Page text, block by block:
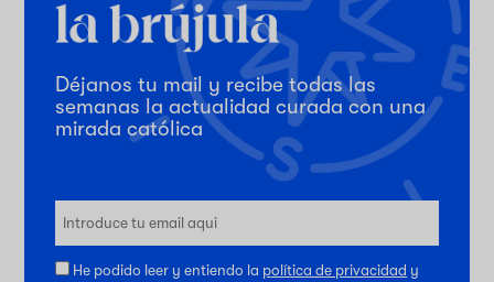
Déjanos tu mail y recibe todas las
semanas la actualidad curada con una
mirada católica
He podido leer y entiendo la política de privacidad y